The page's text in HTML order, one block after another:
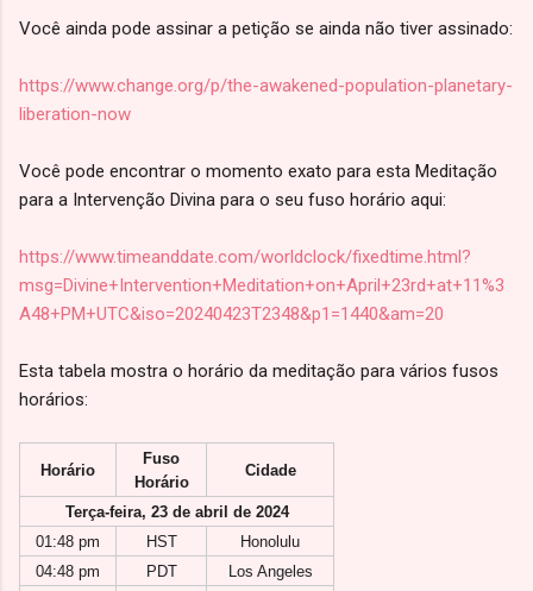
Você ainda pode assinar a petição se ainda não tiver assinado:
https://www.change.org/p/the-awakened-population-planetary-
liberation-now
Você pode encontrar o momento exato para esta Meditação
para a Intervenção Divina para o seu fuso horário aqui:
https://www.timeanddate.com/worldclock/fixedtime.html?
msg=Divine+Intervention+Meditation+on+April+23rd+at+11%3
A48+PM+UTC&iso=20240423T2348&p1=1440&am=20
Esta tabela mostra o horário da meditação para vários fusos
horários:
Horário
Fuso
Horário
Cidade
Terça-feira, 23 de abril de 2024
01:48 pm
HST
Honolulu
04:48 pm
PDT
Los Angeles